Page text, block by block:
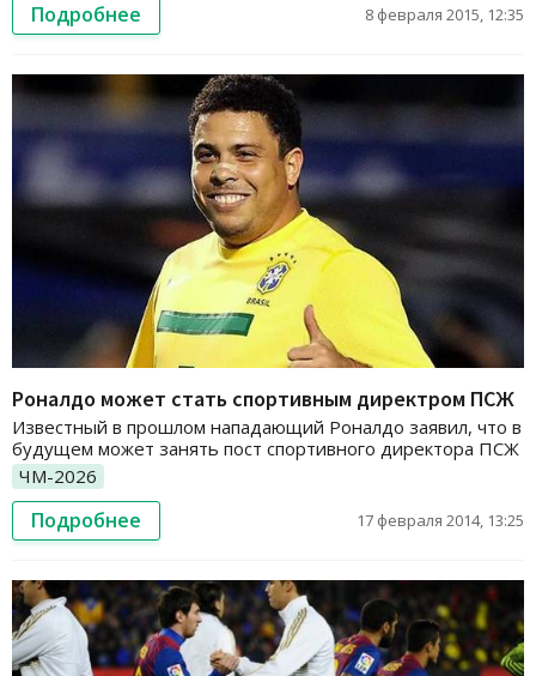
Подробнее 8 февраля 2015, 12:35
Роналдо может стать спортивным директром ПСЖ
Известный в прошлом нападающий Роналдо заявил, что в
будущем может занять пост спортивного директора ПСЖ
ЧМ-2026
Подробнее 17 февраля 2014, 13:25